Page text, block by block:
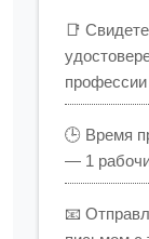
📑
профессии
🕒 Время
— 1
📧